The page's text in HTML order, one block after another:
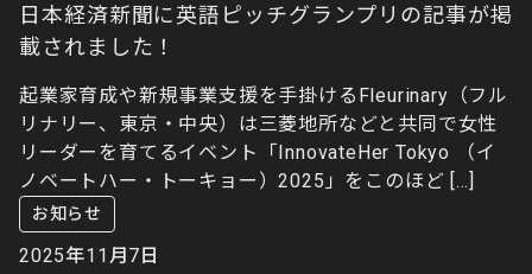
日本経済新聞に英語ピッチグランプリの記事が掲
載されました！
起業家育成や新規事業支援を手掛けるFleurinary（フル
リナリー、東京・中央）は三菱地所などと共同で女性
リーダーを育てるイベント「InnovateHer Tokyo （イ
ノベートハー・トーキョー）2025」をこのほど […]
お知らせ
2025年11月7日